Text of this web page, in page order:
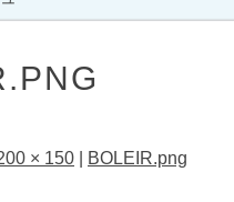
× 150 BOLEIR.png